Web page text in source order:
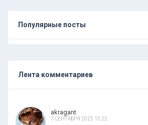
Популярные посты
Лента комментариев
akragant
7 СЕНТЯБРЯ 2025 15:22